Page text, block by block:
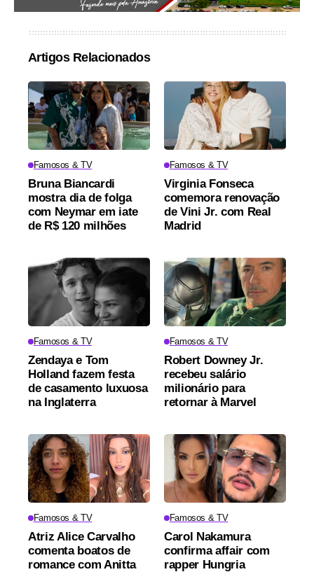
Artigos Relacionados
Famosos & TV
Bruna Biancardi
mostra dia de folga
com Neymar em iate
de R$ 120 milhões
Famosos & TV
Virginia Fonseca
comemora renovação
de Vini Jr. com Real
Madrid
Famosos & TV
Zendaya e Tom
Holland fazem festa
de casamento luxuosa
na Inglaterra
Famosos & TV
Robert Downey Jr.
recebeu salário
milionário para
retornar à Marvel
Famosos & TV
Atriz Alice Carvalho
comenta boatos de
romance com Anitta
Famosos & TV
Carol Nakamura
confirma affair com
rapper Hungria